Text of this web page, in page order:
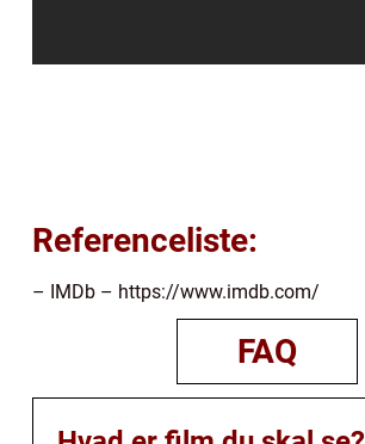
Referenceliste:
– IMDb – https://www.imdb.com/
FAQ